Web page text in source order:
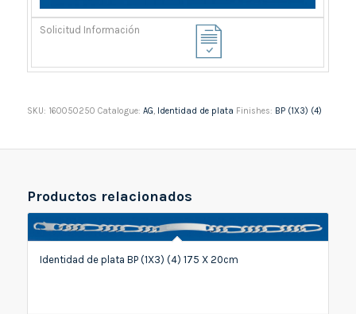
SKU: 160050250 Catalogue: AG Identidad de plata Finishes: BP (1X3) (4)
Productos relacionados
Identidad de plata BP (1X3) (4) 175 X 20cm